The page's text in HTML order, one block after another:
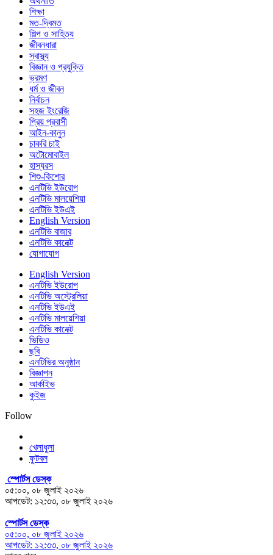
শিক্ষা
মত-দ্বিমত
শিল্প ও সাহিত্য
জীবনধারা
স্বাস্থ্য
বিজ্ঞান ও প্রযুক্তি
ভ্রমণ
ধর্ম ও জীবন
নির্বাচন
সহজ ইংরেজি
প্রিয় প্রবাসী
আইন-কানুন
চাকরি চাই
অটোমোবাইল
হাস্যরস
শিশু-কিশোর
এনটিভি ইউরোপ
এনটিভি মালয়েশিয়া
এনটিভি ইউএই
English Version
এনটিভি বাজার
এনটিভি কানেক্ট
যোগাযোগ
English Version
এনটিভি ইউরোপ
এনটিভি অস্ট্রেলিয়া
এনটিভি ইউএই
এনটিভি মালয়েশিয়া
এনটিভি কানেক্ট
ভিডিও
ছবি
এনটিভির অনুষ্ঠান
বিজ্ঞাপন
আর্কাইভ
কুইজ
Follow
খেলাধুলা
ফুটবল
স্পোর্টস ডেস্ক
০৫:০০, ০৮ জুলাই ২০২৬
আপডেট: ১২:৩৩, ০৮ জুলাই ২০২৬
স্পোর্টস ডেস্ক
০৫:০০, ০৮ জুলাই ২০২৬
আপডেট: ১২:৩৩, ০৮ জুলাই ২০২৬